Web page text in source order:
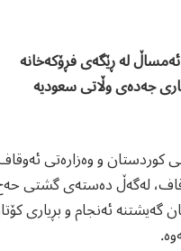
لە ڕێگەی فڕۆکەخانە
جەدەی وڵاتی سعودیە
و وەزارەتی
لەگەڵ دەستەی گشتی
گەیشتنە ئەنجام و بڕیاری